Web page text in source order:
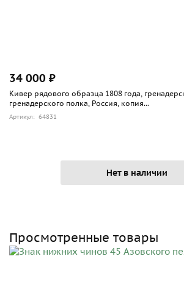
34 000 ₽
Кивер рядового образца 1808 года,
гренадерского полка, Россия, копия...
Артикул: 64831
Нет в наличии
Просмотренные товары